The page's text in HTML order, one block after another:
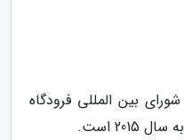
بین المللی فرودگاه
است.